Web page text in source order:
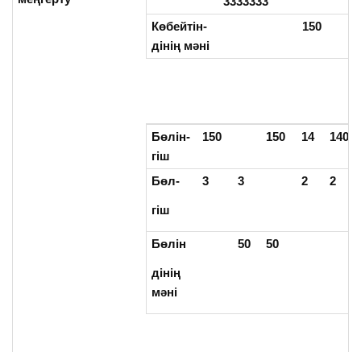
Көбейтін-
дінің мәні
150
Бөлін-
гіш
150 150 14 140
Бөл-
гіш
3 3 2 2
Бөлін
дінің
мәні
50 50